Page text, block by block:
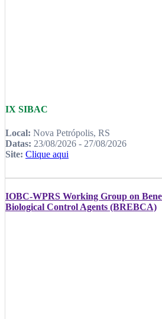
IX SIBAC
Local: Nova Petrópolis, RS
Datas: 23/08/2026 - 27/08/2026
Site: Clique aqui
IOBC-WPRS Working Group on
Biological Control Agents (BREBCA)